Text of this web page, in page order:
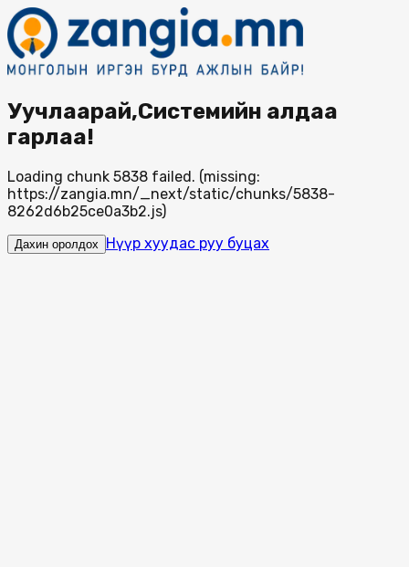
Уучлаарай,Системийн алдаа
гарлаа!
Loading chunk 5838 failed. (missing:
https://zangia.mn/_next/static/chunks/5838-
8262d6b25ce0a3b2.js)
Дахин оролдох Нүүр хуудас руу буцах